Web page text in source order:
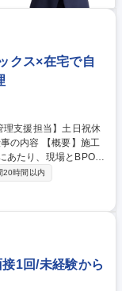
クス×在宅で自
あたり、現場とBPO企
ほど現場に赴きます
す 【詳細業
業へ指示します。週1
れ以外は自宅・本
います。クラウドを
企業の運営や教育など
20時間以内
1回/未経験から